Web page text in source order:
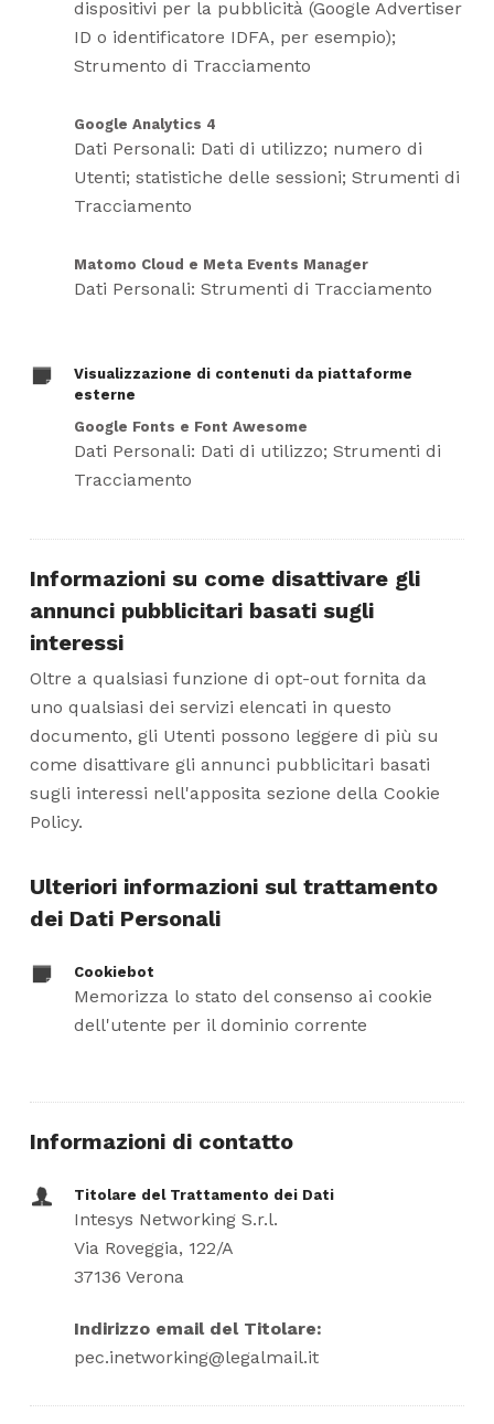
dispositivi per la pubblicità (Google Advertiser
ID o identificatore IDFA, per esempio);
Strumento di Tracciamento
Google Analytics 4
Dati Personali: Dati di utilizzo; numero di
Utenti; statistiche delle sessioni; Strumenti di
Tracciamento
Matomo Cloud e Meta Events Manager
Dati Personali: Strumenti di Tracciamento
Visualizzazione di contenuti da piattaforme
esterne
Google Fonts e Font Awesome
Dati Personali: Dati di utilizzo; Strumenti di
Tracciamento
Informazioni su come disattivare gli
annunci pubblicitari basati sugli
interessi
Oltre a qualsiasi funzione di opt-out fornita da
uno qualsiasi dei servizi elencati in questo
documento, gli Utenti possono leggere di più su
come disattivare gli annunci pubblicitari basati
sugli interessi nell'apposita sezione della Cookie
Policy.
Ulteriori informazioni sul trattamento
dei Dati Personali
Cookiebot
Memorizza lo stato del consenso ai cookie
dell'utente per il dominio corrente
Informazioni di contatto
Titolare del Trattamento dei Dati
Intesys Networking S.r.l.
Via Roveggia, 122/A
37136 Verona
Indirizzo email del Titolare:
pec.inetworking@legalmail.it